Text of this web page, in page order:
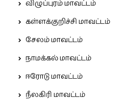
விழுப்புரம் மாவட்டம்
கள்ளக்குறிச்சி மாவட்டம்
சேலம் மாவட்டம்
நாமக்கல் மாவட்டம்
ஈரோடு மாவட்டம்
நீலகிரி மாவட்டம்